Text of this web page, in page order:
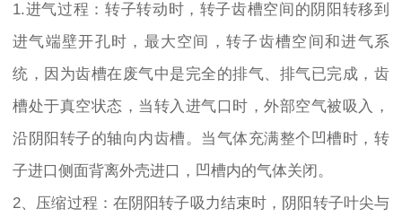
1.进气过程：转子转动时，转子齿槽空间的阴阳转移到
进气端壁开孔时，最大空间，转子齿槽空间和进气系
统，因为齿槽在废气中是完全的排气、排气已完成，齿
槽处于真空状态，当转入进气口时，外部空气被吸入，
沿阴阳转子的轴向内齿槽。当气体充满整个凹槽时，转
子进口侧面背离外壳进口，凹槽内的气体关闭。
2、压缩过程：在阴阳转子吸力结束时，阴阳转子叶尖与